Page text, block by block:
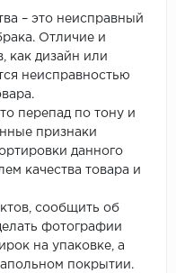
– это неисправный
Отличие и
как дизайн или
неисправностью
перепад по тону и
признаки
данного
качества товара и
сообщить об
фотографии
на упаковке, а
покрытии.